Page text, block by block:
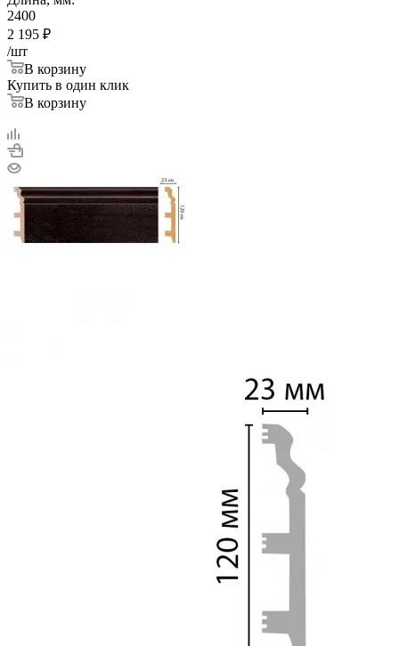
2400
2 195 ₽
/шт
В корзину
Купить в один клик
В корзину